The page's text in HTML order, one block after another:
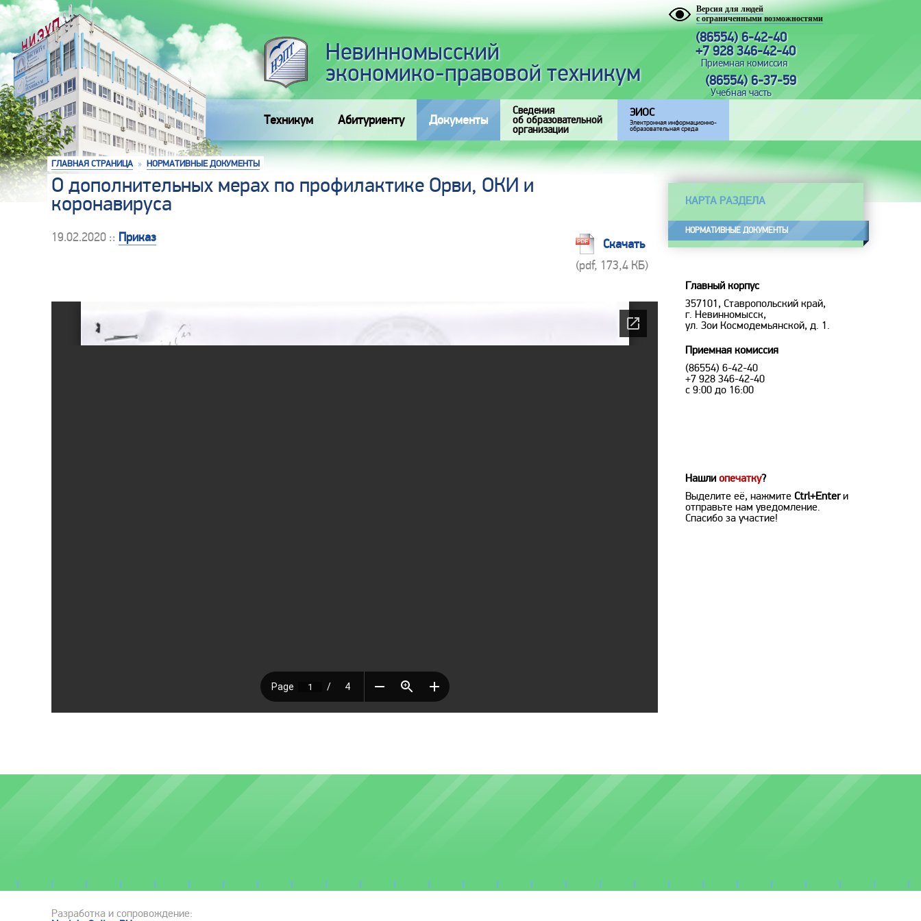
Невинномысский
экономико-правовой техникум
Версия для людей
с ограниченными возможностями
(86554) 6-42-40
+7 928 346-42-40
Приемная комиссия
(86554) 6-37-59
Учебная часть
Техникум Абитуриенту Документы
Сведения
об образовательной
организации
ЭИОС
Электронная информационно-
образовательная среда
ГЛАВНАЯ СТРАНИЦА » НОРМАТИВНЫЕ ДОКУМЕНТЫ
О дополнительных мерах по профилактике Орви, ОКИ и
коронавируса
19.02.2020 :: Приказ
Скачать
(pdf, 173,4 КБ)
КАРТА РАЗДЕЛА
НОРМАТИВНЫЕ ДОКУМЕНТЫ
Главный корпус
357101, Ставропольский край,
г. Невинномысск,
ул. Зои Космодемьянской, д. 1.
Приемная комиссия
(86554) 6-42-40
+7 928 346-42-40
с 9:00 до 16:00
Нашли опечатку?
Выделите её, нажмите Ctrl+Enterи
отправьте нам уведомление.
Спасибо за участие!
Разработка и сопровождение: